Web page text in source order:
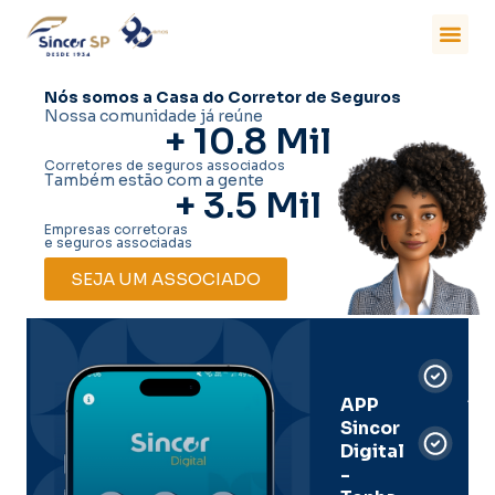
Nós somos a Casa do Corretor de Seguros
Nossa comunidade já reúne
+ 10.8 Mil
Corretores de seguros associados
Também estão com a gente
+ 3.5 Mil
Empresas corretoras
e seguros associadas
SEJA UM ASSOCIADO
APP
Sincor
Digital
-